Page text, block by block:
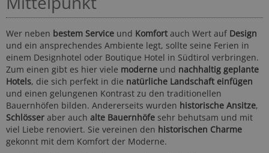
Wer neben bestem Service und Komfort auch Wert auf Design
und ein ansprechendes Ambiente legt, sollte seine Ferien in
einem Designhotel oder Boutique Hotel in Südtirol verbringen.
Zum einen gibt es hier viele moderne und nachhaltig geplante
Hotels, die sich perfekt in die natürliche Landschaft einfügen
und einen gelungenen Kontrast zu den traditionellen
Bauernhöfen bilden. Andererseits wurden historische Ansitze,
Schlösser aber auch alte Bauernhöfe sehr behutsam und mit
viel Liebe renoviert. Sie vereinen den historischen Charme
gekonnt mit dem Komfort der Moderne.